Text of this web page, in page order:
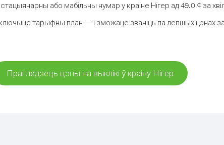
або мабільны нумар у краіне Нігер ад 49.0 ¢ за
тарыфны план — і зможаце званіць па лепшых цэнах за
Прагледзець цэны на выклікі ў краіну Нігер